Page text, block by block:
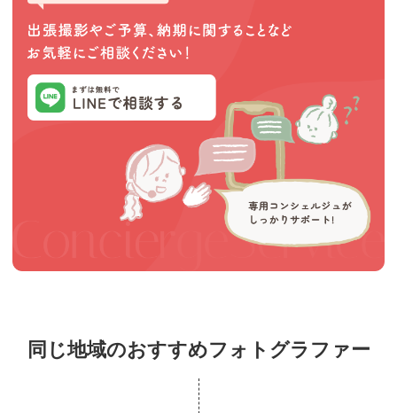
同じ地域のおすすめフォトグラファー